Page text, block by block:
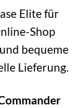
Elite für
Shop
bequeme
Lieferung.